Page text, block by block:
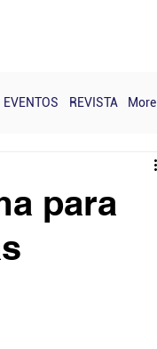
EVENTOS REVISTA More
para